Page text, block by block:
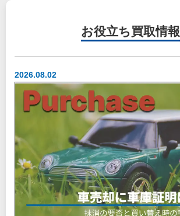
お役立ち 買取情報
2026.08.02